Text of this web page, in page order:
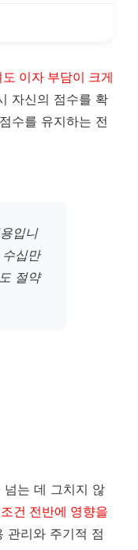
이자 부담이 크게
자신의 점수를 확
수를 유지하는 전
입니
십만
절약
넘는 데 그치지 않
건 전반에 영향을
관리와 주기적 점